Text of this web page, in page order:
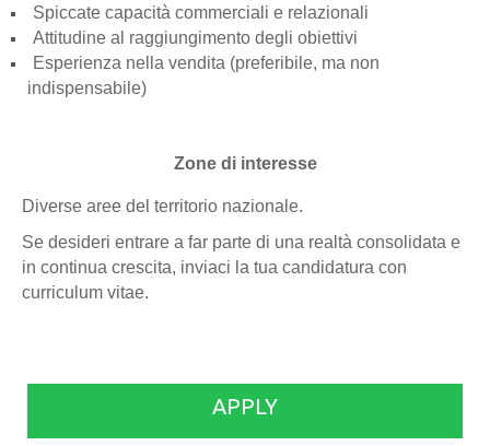
Spiccate capacità commerciali e relazionali
Attitudine al raggiungimento degli obiettivi
Esperienza nella vendita (preferibile, ma non
indispensabile)
Zone di interesse
Diverse aree del territorio nazionale.
Se desideri entrare a far parte di una realtà consolidata e
in continua crescita, inviaci la tua candidatura con
curriculum vitae.
APPLY